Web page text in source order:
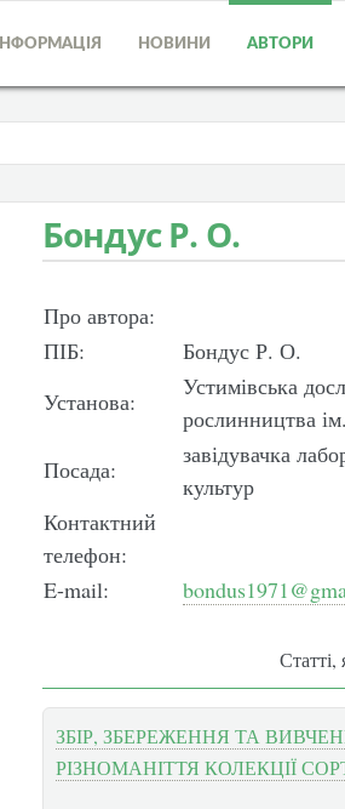
ІНФОРМАЦІЯ НОВИНИ АВТОРИ
Бондус Р. О.
Про автора:
ПІБ:
Бондус Р. О.
Установа:
Устимівська
рослинництва
Посада:
завідувачка
культур
Контактний
телефон:
E-mail:
Статті,
ЗБІР, ЗБЕРЕЖЕННЯ ТА
РІЗНОМАНІТТЯ КОЛЕКЦІЇ